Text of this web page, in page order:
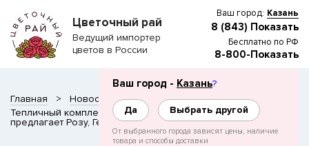
Ваш город: Казань
Ваш город - Казань?
Да Выбрать другой
От выбранного города зависят цены, наличие
товара и способы доставки
8 (843) Показать
Бесплатно по РФ
8-800-Показать
Цветочный рай
Ведущий импортер
цветов в России
Главная
Новости
Тепличный комплекс совместно с компанией Цветочный Рай,
предлагает Розу, Герберу.